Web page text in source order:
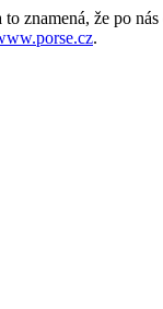
znamená, že po
.